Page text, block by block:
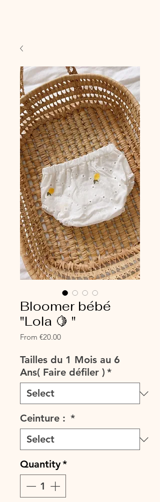
Bloomer bébé
"Lola 🍋 "
From €20.00Sale
Tailles du 1 Mois au 6
Ans( Faire défiler ) *
Ceinture : *
Quantity*